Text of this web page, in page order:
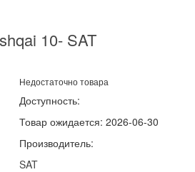
10- SAT
Недостаточно товара
Доступность:
Товар ожидается: 2026-06-30
Производитель:
SAT